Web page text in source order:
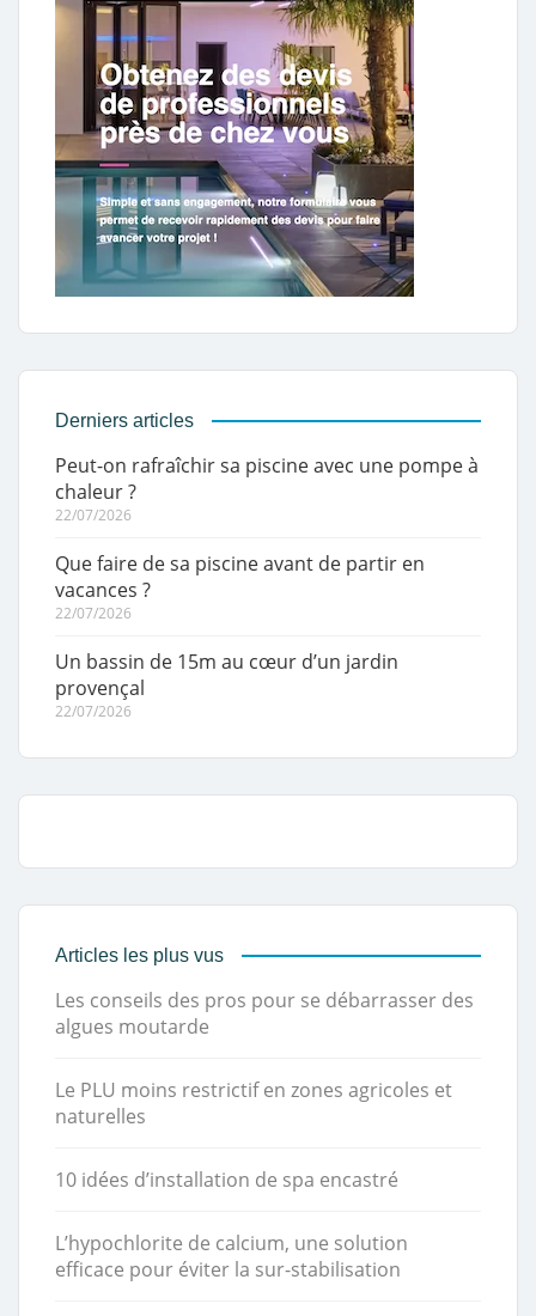
Derniers articles
Peut-on rafraîchir sa piscine avec une pompe à
chaleur ?
22/07/2026
Que faire de sa piscine avant de partir en
vacances ?
22/07/2026
Un bassin de 15m au cœur d’un jardin
provençal
22/07/2026
Articles les plus vus
Les conseils des pros pour se débarrasser des
algues moutarde
Le PLU moins restrictif en zones agricoles et
naturelles
10 idées d’installation de spa encastré
L’hypochlorite de calcium, une solution
efficace pour éviter la sur-stabilisation